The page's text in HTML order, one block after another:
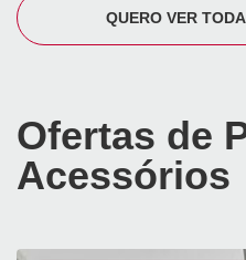
QUERO VER
Ofertas de
Acessórios